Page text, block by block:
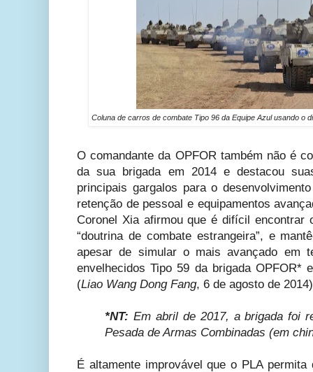
Coluna de carros de combate Tipo 96 da Equipe Azul usando o
O comandante da OPFOR também não é
da sua brigada em 2014 e destacou
principais gargalos para o
retenção de pessoal e equipamentos
Coronel Xia afirmou que é difícil encontrar
“doutrina de combate estrangeira”, e
apesar de simular o mais avançado em
envelhecidos Tipo 59 da brigada OPFOR*
(Liao Wang Dong Fang, 6 de agosto de
*NT: Em abril de 2017, a brigada foi
Pesada de Armas Combinadas (em
É altamente improvável que o PLA